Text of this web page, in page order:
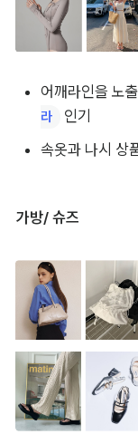
어깨라인을 노
라
인기
속옷과 나시 상
가방/ 슈즈